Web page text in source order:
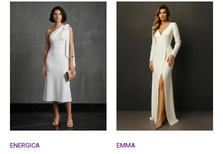
ENERGICA
EMMA